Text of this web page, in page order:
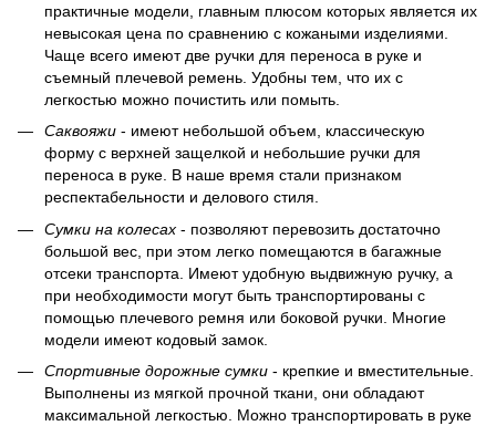
практичные модели, главным плюсом которых является их
невысокая цена по сравнению с кожаными изделиями.
Чаще всего имеют две ручки для переноса в руке и
съемный плечевой ремень. Удобны тем, что их с
легкостью можно почистить или помыть.
Саквояжи - имеют небольшой объем, классическую
форму с верхней защелкой и небольшие ручки для
переноса в руке. В наше время стали признаком
респектабельности и делового стиля.
Сумки на колесах - позволяют перевозить достаточно
большой вес, при этом легко помещаются в багажные
отсеки транспорта. Имеют удобную выдвижную ручку, а
при необходимости могут быть транспортированы с
помощью плечевого ремня или боковой ручки. Многие
модели имеют кодовый замок.
Спортивные дорожные сумки - крепкие и вместительные.
Выполнены из мягкой прочной ткани, они обладают
максимальной легкостью. Можно транспортировать в руке